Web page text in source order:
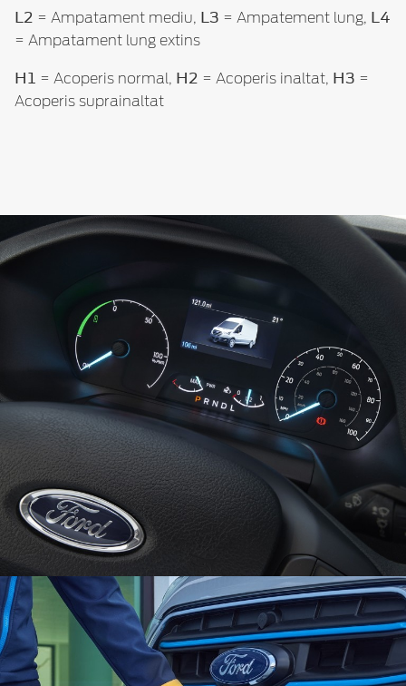
L2 = Ampatament mediu, L3 = Ampatement lung, L4
= Ampatament lung extins
H1 = Acoperis normal, H2 = Acoperis inaltat, H3 =
Acoperis suprainaltat